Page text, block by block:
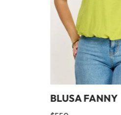
BLUSA FANNY